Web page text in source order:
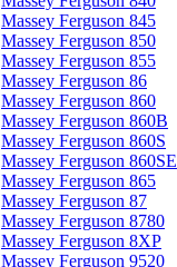
Massey Ferguson 845
Massey Ferguson 850
Massey Ferguson 855
Massey Ferguson 86
Massey Ferguson 860
Massey Ferguson 860B
Massey Ferguson 860S
Massey Ferguson 860SE
Massey Ferguson 865
Massey Ferguson 87
Massey Ferguson 8780
Massey Ferguson 8XP
Massey Ferguson 9520